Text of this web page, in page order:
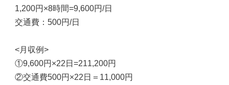
1,200円×8時間=9,600円/日
交通費：500円/日
<月収例>
①9,600円×22日=211,200円
②交通費500円×22日＝11,000円